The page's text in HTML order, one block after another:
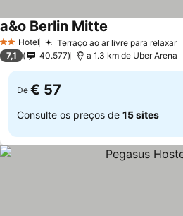
2 Estrelas
Hotel Terraço ao ar livre para relaxar
a&o Berlin Mitte
7,1 40.577 a 1.3 km de Uber Arena
De € 57
Consulte os preços de 15 sites